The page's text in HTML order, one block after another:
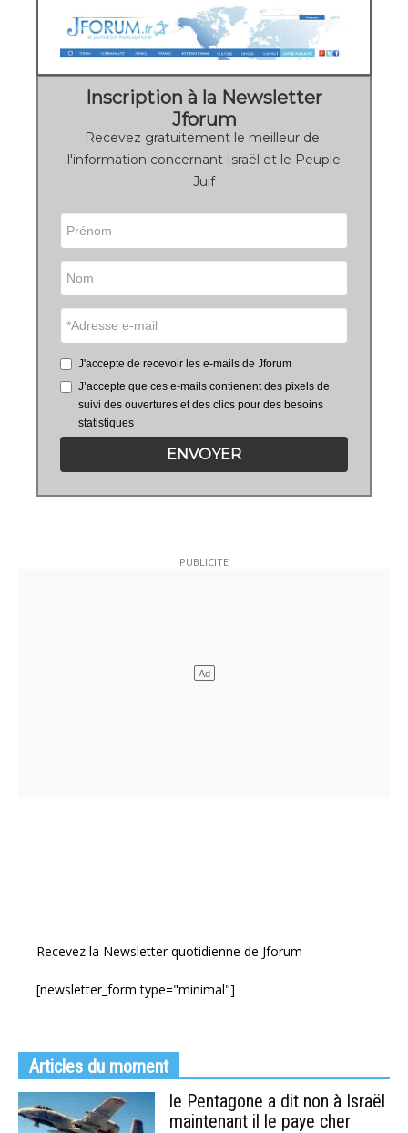
Inscription à la Newsletter
Jforum
Recevez gratuitement le meilleur de
l'information concernant Israël et le Peuple
Juif
J'accepte de recevoir les e-mails de Jforum
J’accepte que ces e-mails contienent des pixels de
suivi des ouvertures et des clics pour des besoins
statistiques
ENVOYER
Recevez la Newsletter quotidienne de Jforum
[newsletter_form type="minimal"]
Articles du moment
le Pentagone a dit non à Israël
maintenant il le paye cher